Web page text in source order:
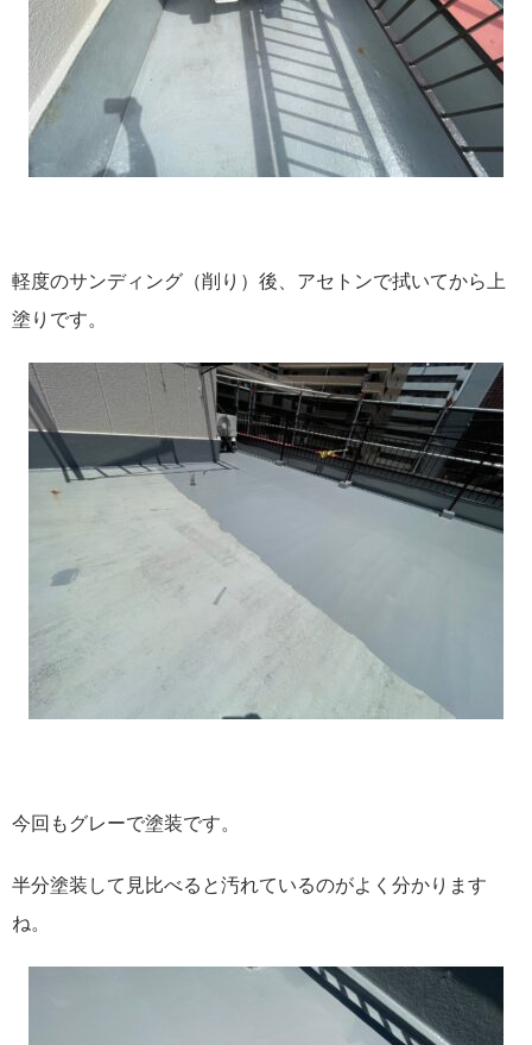
軽度のサンディング（削り）後、アセトンで拭いてから上
塗りです。
今回もグレーで塗装です。
半分塗装して見比べると汚れているのがよく分かります
ね。